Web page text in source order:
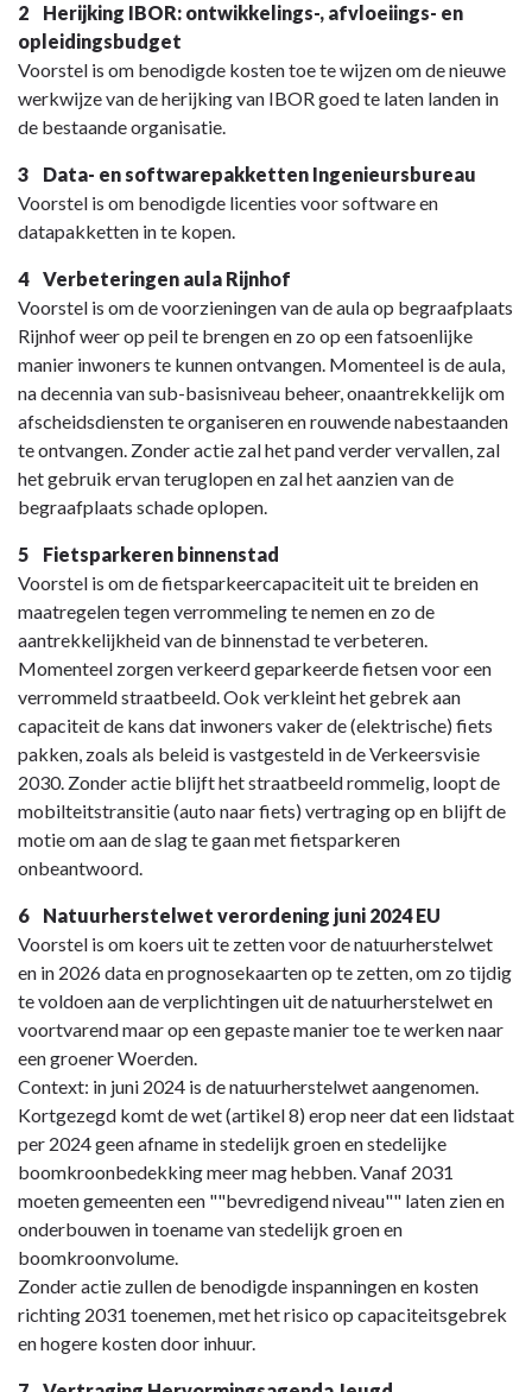
e.v.
voor
nieuw
beleid
Toelichting
2 Herijking IBOR: ontwikkelings-, afvloeiings- en
opleidingsbudget
Voorstel is om benodigde kosten toe te wijzen om de nieuwe
werkwijze van de herijking van IBOR goed te laten landen in
de bestaande organisatie.
3 Data- en softwarepakketten Ingenieursbureau
Voorstel is om benodigde licenties voor software en
datapakketten in te kopen.
4 Verbeteringen aula Rijnhof
Voorstel is om de voorzieningen van de aula op begraafplaats
Rijnhof weer op peil te brengen en zo op een fatsoenlijke
manier inwoners te kunnen ontvangen. Momenteel is de aula,
na decennia van sub-basisniveau beheer, onaantrekkelijk om
afscheidsdiensten te organiseren en rouwende nabestaanden
te ontvangen. Zonder actie zal het pand verder vervallen, zal
het gebruik ervan teruglopen en zal het aanzien van de
begraafplaats schade oplopen.
5 Fietsparkeren binnenstad
Voorstel is om de fietsparkeercapaciteit uit te breiden en
maatregelen tegen verrommeling te nemen en zo de
aantrekkelijkheid van de binnenstad te verbeteren.
Momenteel zorgen verkeerd geparkeerde fietsen voor een
verrommeld straatbeeld. Ook verkleint het gebrek aan
capaciteit de kans dat inwoners vaker de (elektrische) fiets
pakken, zoals als beleid is vastgesteld in de Verkeersvisie
2030. Zonder actie blijft het straatbeeld rommelig, loopt de
mobilteitstransitie (auto naar fiets) vertraging op en blijft de
motie om aan de slag te gaan met fietsparkeren
onbeantwoord.
6 Natuurherstelwet verordening juni 2024 EU
Voorstel is om koers uit te zetten voor de natuurherstelwet
en in 2026 data en prognosekaarten op te zetten, om zo tijdig
te voldoen aan de verplichtingen uit de natuurherstelwet en
voortvarend maar op een gepaste manier toe te werken naar
een groener Woerden.
Context: in juni 2024 is de natuurherstelwet aangenomen.
Kortgezegd komt de wet (artikel 8) erop neer dat een lidstaat
per 2024 geen afname in stedelijk groen en stedelijke
boomkroonbedekking meer mag hebben. Vanaf 2031
moeten gemeenten een ""bevredigend niveau"" laten zien en
onderbouwen in toename van stedelijk groen en
boomkroonvolume.
Zonder actie zullen de benodigde inspanningen en kosten
richting 2031 toenemen, met het risico op capaciteitsgebrek
en hogere kosten door inhuur.